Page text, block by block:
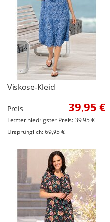
Viskose-Kleid
Preis 39,95 €
Letzter niedrigster Preis: 39,95 €
Ursprünglich: 69,95 €